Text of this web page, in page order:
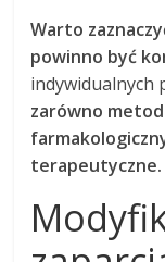
Warto
powinno być
indywidualnych
zarówno
terapeutyczne.